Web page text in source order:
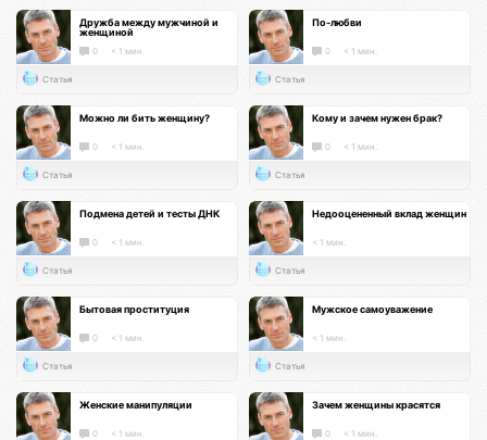
Дружба между мужчиной и
женщиной
0 < 1 мин.
Статья
По-любви
0 < 1 мин.
Статья
Можно ли бить женщину?
0 < 1 мин.
Статья
Кому и зачем нужен брак?
0 < 1 мин.
Статья
Подмена детей и тесты ДНК
0 < 1 мин.
Статья
Недооцененный вклад женщин
< 1 мин.
Статья
Бытовая проституция
0 < 1 мин.
Статья
Мужское самоуважение
< 1 мин.
Статья
Женские манипуляции
0 < 1 мин.
Зачем женщины красятся
0 < 1 мин.